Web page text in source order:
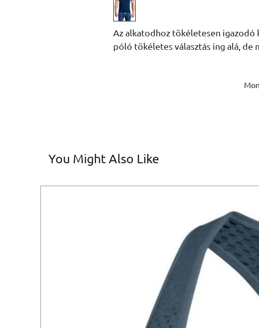
Az alkatodhoz tökéletesen igazodó
póló tökéletes választás ing alá, de
You Might Also Like